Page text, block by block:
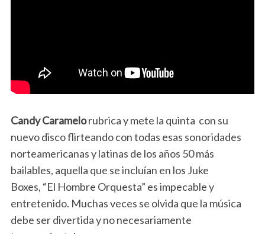
Candy Caramelorubrica y mete la quinta con su
nuevo disco flirteando con todas esas sonoridades
norteamericanas y latinas de los años 50 más
bailables, aquella que se incluían en los Juke
Boxes, “El Hombre Orquesta” es impecable y
entretenido. Muchas veces se olvida que la música
debe ser divertida y no necesariamente